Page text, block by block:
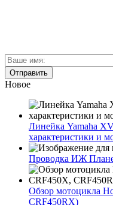
Новое
Линейка Yamaha
характеристики и
Проводка ИЖ
Обзор мотоцикла
CRF450RX)